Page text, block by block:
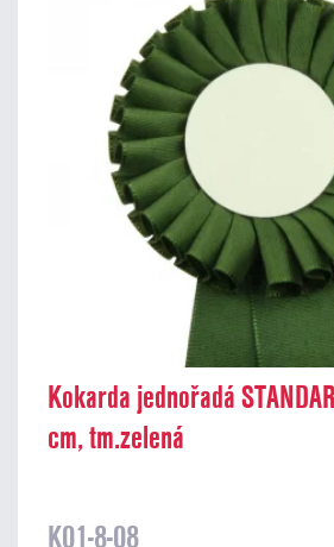
Kokarda jednořadá
cm, tm.zelená
K01-8-08